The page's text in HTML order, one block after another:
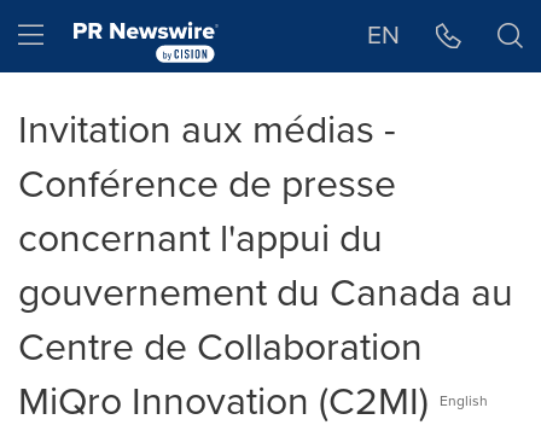
Hamburger menu EN
Invitation aux médias -
Conférence de presse
concernant l'appui du
gouvernement du Canada au
Centre de Collaboration
MiQro Innovation (C2MI)
English